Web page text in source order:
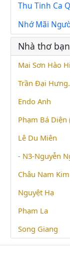
Thu Tinh Ca
Nhớ Mãi
Nhà thơ
Mai Sơn Hào
Trần Đại
Endo Anh
Phạm Bá Diện
Lê Du Miên
- N3-Nguyễn
Châu Nam
Nguyệt Hạ
Phạm La
Song Giang